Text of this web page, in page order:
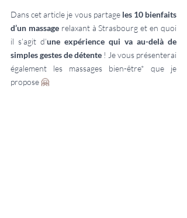
Dans cet article je vous partage les 10 bienfaits
d’un massage relaxant à Strasbourg et en quoi
il s’agit d’une expérience qui va au-delà de
simples gestes de détente ! Je vous présenterai
également les massages bien-être* que je
propose 🤗